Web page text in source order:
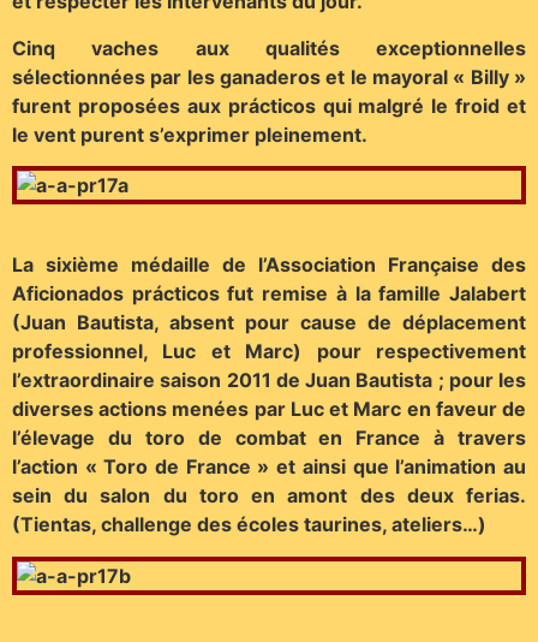
Cinq vaches aux qualités exceptionnelles
sélectionnées par les ganaderos et le mayoral « Billy »
furent proposées aux prácticos qui malgré le froid et
le vent purent s’exprimer pleinement.
La sixième médaille de l’Association Française des
Aficionados prácticos fut remise à la famille Jalabert
(Juan Bautista, absent pour cause de déplacement
professionnel, Luc et Marc) pour respectivement
l’extraordinaire saison 2011 de Juan Bautista ; pour les
diverses actions menées par Luc et Marc en faveur de
l’élevage du toro de combat en France à travers
l’action « Toro de France » et ainsi que l’animation au
sein du salon du toro en amont des deux ferias.
(Tientas, challenge des écoles taurines, ateliers…)